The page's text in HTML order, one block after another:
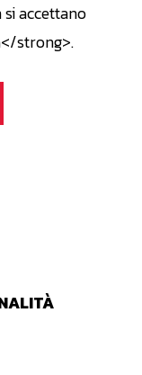
accettano
strong>.